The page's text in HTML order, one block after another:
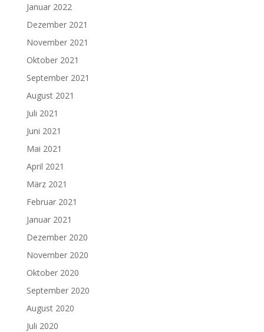
Januar 2022
Dezember 2021
November 2021
Oktober 2021
September 2021
August 2021
Juli 2021
Juni 2021
Mai 2021
April 2021
März 2021
Februar 2021
Januar 2021
Dezember 2020
November 2020
Oktober 2020
September 2020
August 2020
Juli 2020